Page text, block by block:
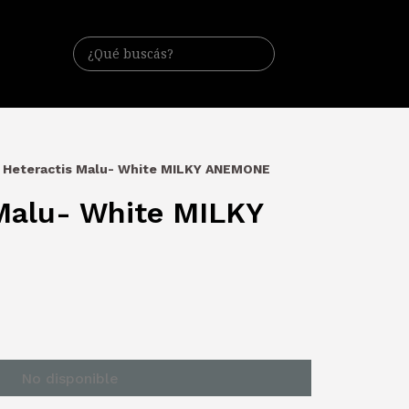
Heteractis Malu- White MILKY ANEMONE
White MILKY